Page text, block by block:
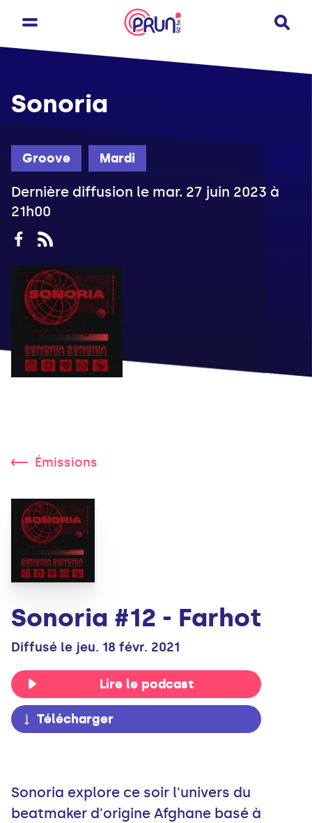
Groove Mardi
Sonoria
Dernière diffusion le mar. 27 juin 2023 à
21h00
Émissions
Sonoria #12 - Farhot
Diffusé le jeu. 18 févr. 2021
Lire le podcast
Télécharger
Sonoria explore ce soir l'univers du
beatmaker d'origine Afghane basé à